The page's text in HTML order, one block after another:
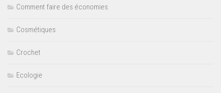
Comment faire des économies
Cosmétiques
Crochet
Ecologie